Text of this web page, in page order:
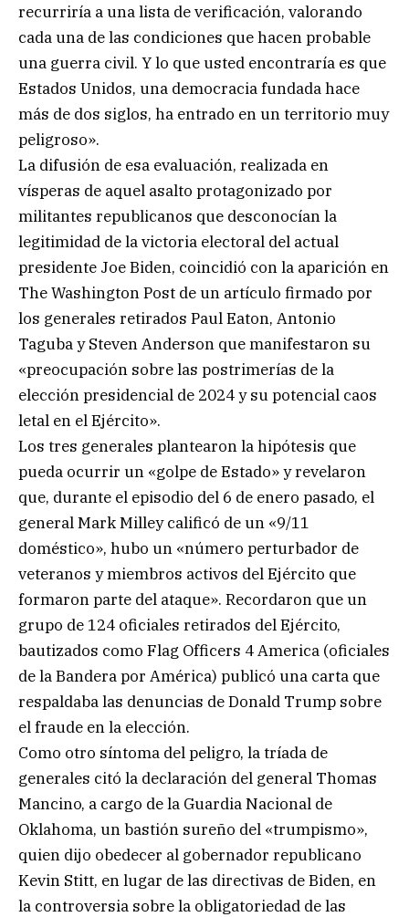
recurriría a una lista de verificación, valorando
cada una de las condiciones que hacen probable
una guerra civil. Y lo que usted encontraría es que
Estados Unidos, una democracia fundada hace
más de dos siglos, ha entrado en un territorio muy
peligroso».
La difusión de esa evaluación, realizada en
vísperas de aquel asalto protagonizado por
militantes republicanos que desconocían la
legitimidad de la victoria electoral del actual
presidente Joe Biden, coincidió con la aparición en
The Washington Post de un artículo firmado por
los generales retirados Paul Eaton, Antonio
Taguba y Steven Anderson que manifestaron su
«preocupación sobre las postrimerías de la
elección presidencial de 2024 y su potencial caos
letal en el Ejército».
Los tres generales plantearon la hipótesis que
pueda ocurrir un «golpe de Estado» y revelaron
que, durante el episodio del 6 de enero pasado, el
general Mark Milley calificó de un «9/11
doméstico», hubo un «número perturbador de
veteranos y miembros activos del Ejército que
formaron parte del ataque». Recordaron que un
grupo de 124 oficiales retirados del Ejército,
bautizados como Flag Officers 4 America (oficiales
de la Bandera por América) publicó una carta que
respaldaba las denuncias de Donald Trump sobre
el fraude en la elección.
Como otro síntoma del peligro, la tríada de
generales citó la declaración del general Thomas
Mancino, a cargo de la Guardia Nacional de
Oklahoma, un bastión sureño del «trumpismo»,
quien dijo obedecer al gobernador republicano
Kevin Stitt, en lugar de las directivas de Biden, en
la controversia sobre la obligatoriedad de las